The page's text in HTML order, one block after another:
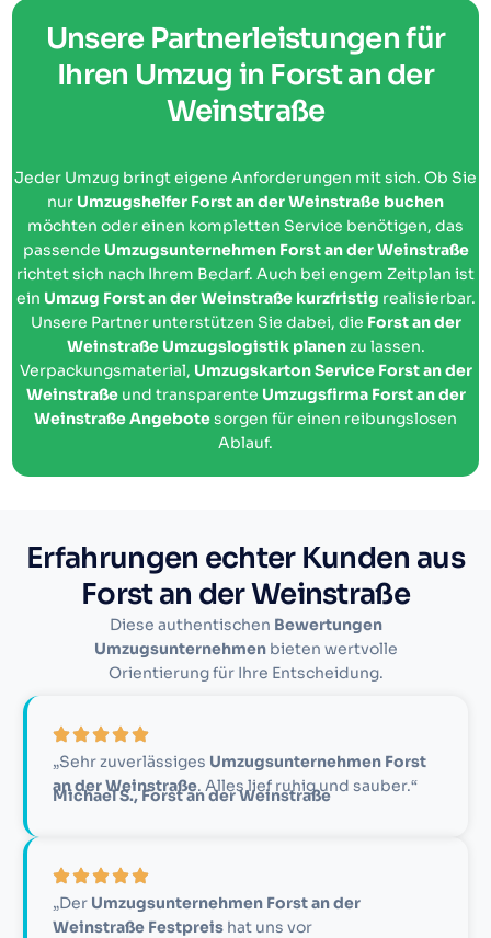
Unsere Partnerleistungen für
Ihren Umzug in Forst an der
Weinstraße
Jeder Umzug bringt eigene Anforderungen mit sich. Ob Sie
nur Umzugshelfer Forst an der Weinstraße buchen
möchten oder einen kompletten Service benötigen, das
passende Umzugsunternehmen Forst an der Weinstraße
richtet sich nach Ihrem Bedarf. Auch bei engem Zeitplan ist
ein Umzug Forst an der Weinstraße kurzfristig realisierbar.
Unsere Partner unterstützen Sie dabei, die Forst an der
Weinstraße Umzugslogistik planenzu lassen.
Verpackungsmaterial, Umzugskarton Service Forst an der
Weinstraßeund transparente Umzugsfirma Forst an der
Weinstraße Angebotesorgen für einen reibungslosen
Ablauf.
Erfahrungen echter Kunden aus
Forst an der Weinstraße
Diese authentischen Bewertungen
Umzugsunternehmenbieten wertvolle
Orientierung für Ihre Entscheidung.
„Sehr zuverlässiges Umzugsunternehmen Forst
an der Weinstraße. Alles lief ruhig und sauber.“
Michael S., Forst an der Weinstraße
„Der Umzugsunternehmen Forst an der
Weinstraße Festpreis hat uns vor